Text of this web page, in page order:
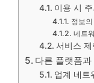
이용 시
정보
네트
서비스
다른 플랫폼
업계 네트